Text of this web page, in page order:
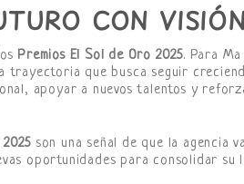
CON
Premios El Sol de Oro 2025. Para
trayectoria que busca seguir
apoyar a nuevos talentos y
son una señal de que la agencia
oportunidades para consolidar su